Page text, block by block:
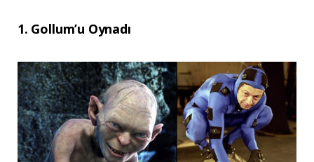
1. Gollum’u Oynadı